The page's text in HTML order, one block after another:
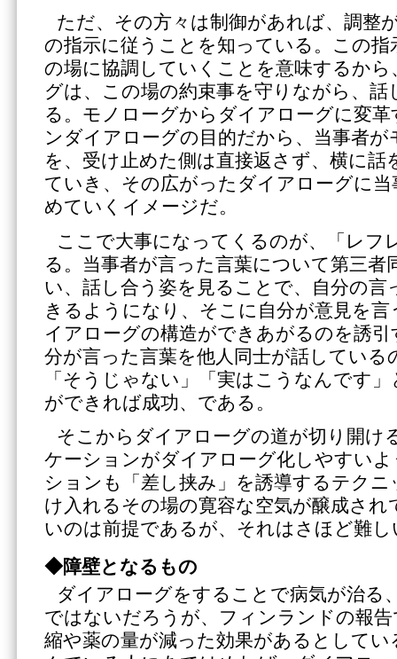
ただ、その方々は制御があれば、調整
の指示に従うことを知っている。この
の場に協調していくことを意味するか
グは、この場の約束事を守りながら、話
る。モノローグからダイアローグに変
ンダイアローグの目的だから、当事者
を、受け止めた側は直接返さず、横に話
ていき、その広がったダイアローグに
めていくイメージだ。
ここで大事になってくるのが、「レフ
る。当事者が言った言葉について第三者
い、話し合う姿を見ることで、自分の言
きるようになり、そこに自分が意見を
イアローグの構造ができあがるのを誘
分が言った言葉を他人同士が話している
「そうじゃない」「実はこうなんです
ができれば成功、である。
そこからダイアローグの道が切り開け
ケーションがダイアローグ化しやすい
ションも「差し挟み」を誘導するテクニ
け入れるその場の寛容な空気が醸成さ
いのは前提であるが、それはさほど難
◆障壁となるもの
ダイアローグをすることで病気が治る
ではないだろうが、フィンランドの報
縮や薬の量が減った効果があるとしてい